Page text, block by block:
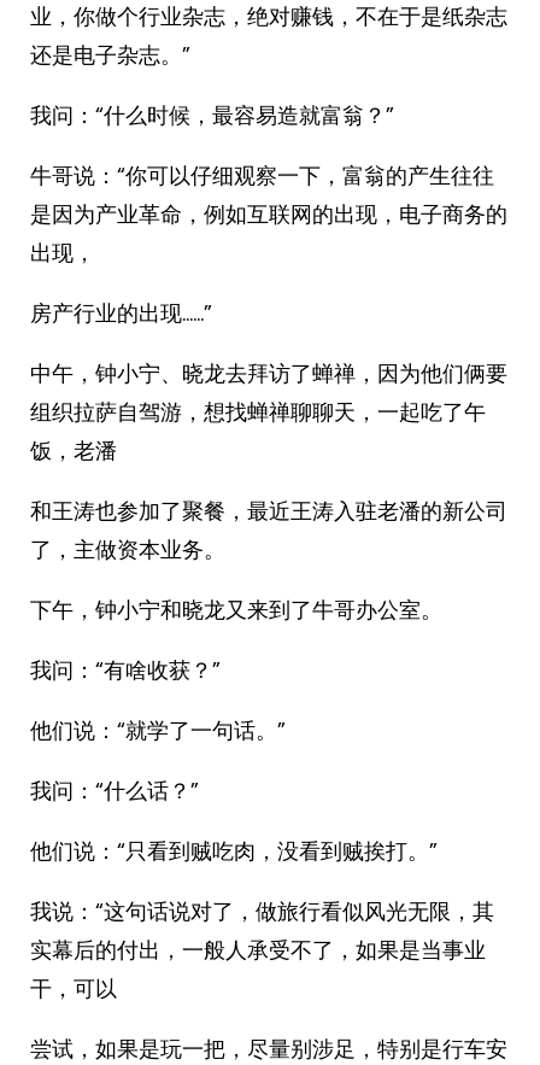
业，你做个行业杂志，绝对赚钱，不在于是纸杂志
还是电子杂志。”
我问：“什么时候，最容易造就富翁？”
牛哥说：“你可以仔细观察一下，富翁的产生往往
是因为产业革命，例如互联网的出现，电子商务的
出现，
房产行业的出现……”
中午，钟小宁、晓龙去拜访了蝉禅，因为他们俩要
组织拉萨自驾游，想找蝉禅聊聊天，一起吃了午
饭，老潘
和王涛也参加了聚餐，最近王涛入驻老潘的新公司
了，主做资本业务。
下午，钟小宁和晓龙又来到了牛哥办公室。
我问：“有啥收获？”
他们说：“就学了一句话。”
我问：“什么话？”
他们说：“只看到贼吃肉，没看到贼挨打。”
我说：“这句话说对了，做旅行看似风光无限，其
实幕后的付出，一般人承受不了，如果是当事业
干，可以
尝试，如果是玩一把，尽量别涉足，特别是行车安